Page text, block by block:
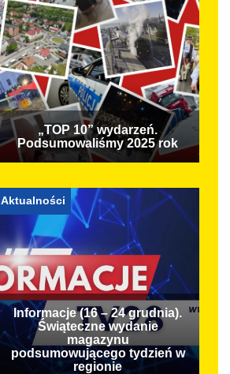
„TOP 10” wydarzeń.
Podsumowaliśmy 2025 rok
Aktualności
Informacje (16 – 24 grudnia).
Świąteczne wydanie
magazynu
podsumowującego tydzień w
regionie